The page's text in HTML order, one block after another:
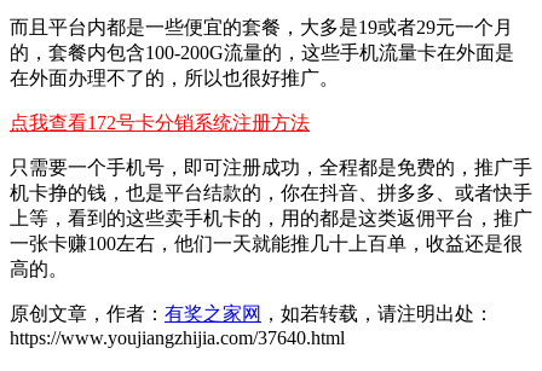
而且平台内都是一些便宜的套餐，大多是19或者29元一个月
的，套餐内包含100-200G流量的，这些手机流量卡在外面是
在外面办理不了的，所以也很好推广。
点我查看172号卡分销系统注册方法
只需要一个手机号，即可注册成功，全程都是免费的，推广手
机卡挣的钱，也是平台结款的，你在抖音、拼多多、或者快手
上等，看到的这些卖手机卡的，用的都是这类返佣平台，推广
一张卡赚100左右，他们一天就能推几十上百单，收益还是很
高的。
原创文章，作者： 有奖之家网 ，如若转载，请注明出处：
https://www.youjiangzhijia.com/37640.html